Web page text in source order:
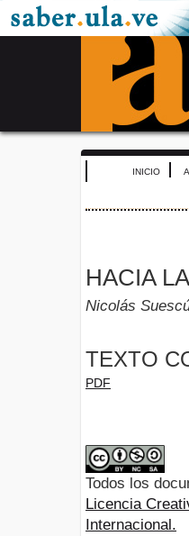
INICIO
HACIA
Nicolás
TEXTO
PDF
Todos los
Licencia
Internacional.